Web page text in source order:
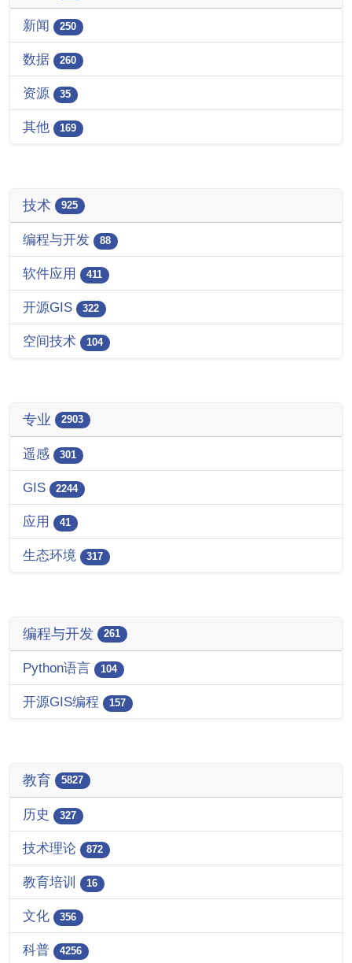
新闻 250
数据 260
资源 35
其他 169
技术 925
编程与开发 88
软件应用 411
开源GIS 322
空间技术 104
专业 2903
遥感 301
GIS 2244
应用 41
生态环境 317
编程与开发 261
Python语言 104
开源GIS编程 157
教育 5827
历史 327
技术理论 872
教育培训 16
文化 356
科普 4256